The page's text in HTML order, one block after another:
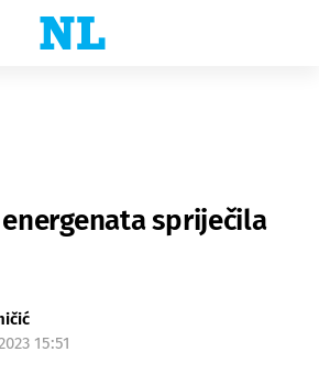
spriječila
15:51